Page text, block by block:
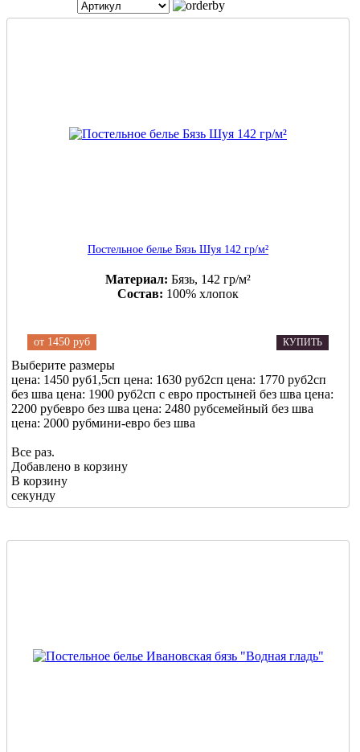
Постельное белье Бязь Шуя 142 гр/м²
Материал: Бязь, 142 гр/м²
Состав: 100% хлопок
от 1450 руб КУПИТЬ
Выберите размеры
цена: 1450 руб1,5сп цена: 1630 руб2сп цена: 1770 руб2сп
без шва цена: 1900 руб2сп с евро простыней без шва цена:
2200 рубевро без шва цена: 2480 рубсемейный без шва
цена: 2000 рубмини-евро без шва
Все раз.
Добавлено в корзину
В корзину
секунду